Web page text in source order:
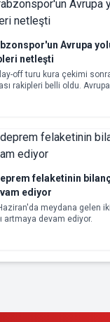
Avrupa
netleşti
off turu kura çekimi
rakipleri belli oldu.
Beşiktaş ve Trabzonspor,
eşleşmelerle karşı karşıya
felaketinin
ediyor
meydana gelen
artmaya devam ediyor.